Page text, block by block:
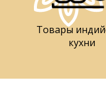
Товары
кухни